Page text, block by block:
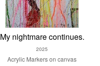
My nightmare continues.
2025
Acrylic Markers on canvas